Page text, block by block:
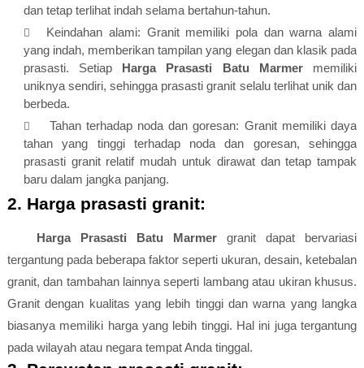
dan tetap terlihat indah selama bertahun-tahun.
Keindahan alami: Granit memiliki pola dan warna alami
yang indah, memberikan tampilan yang elegan dan klasik pada
prasasti. Setiap Harga Prasasti Batu Marmermemiliki
uniknya sendiri, sehingga prasasti granit selalu terlihat unik dan
berbeda.
Tahan terhadap noda dan goresan: Granit memiliki daya
tahan yang tinggi terhadap noda dan goresan, sehingga
prasasti granit relatif mudah untuk dirawat dan tetap tampak
baru dalam jangka panjang.
2. Harga prasasti granit:
Harga Prasasti Batu Marmer granit dapat bervariasi
tergantung pada beberapa faktor seperti ukuran, desain, ketebalan
granit, dan tambahan lainnya seperti lambang atau ukiran khusus.
Granit dengan kualitas yang lebih tinggi dan warna yang langka
biasanya memiliki harga yang lebih tinggi. Hal ini juga tergantung
pada wilayah atau negara tempat Anda tinggal.